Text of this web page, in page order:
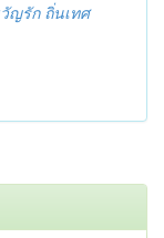
ญรัก ถิ่นเทศ